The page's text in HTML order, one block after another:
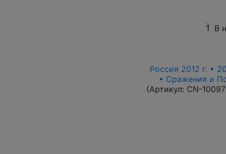
1 В
Россия 2012 г. •
• Сражения и
(Артикул: CN-10097